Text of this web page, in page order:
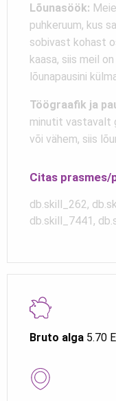
Bruto alga 5.70
Lõunasöök:
puhkeruum, kus
sobivast kohast
kaasa, siis meil
lõunapausini
Töögraafik ja
minutit vastavalt
või vähem, siis
Citas prasmes/
db.skill_262,
db.skill_7441,